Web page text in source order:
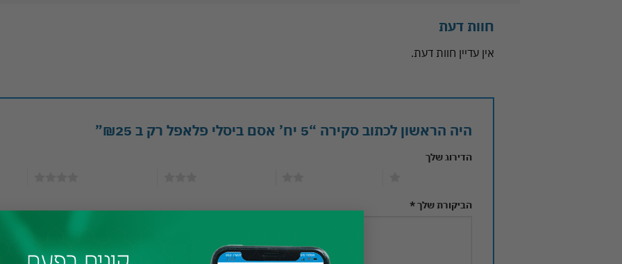
חוות דעת
אין עדיין חוות דעת.
היה הראשון לכתוב סקירה “5 יח’ אסם ביסלי פלאפל רק ב ₪25”
הדירוג שלך
הביקורת שלך*